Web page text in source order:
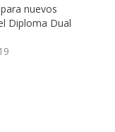
nuevos
Diploma Dual